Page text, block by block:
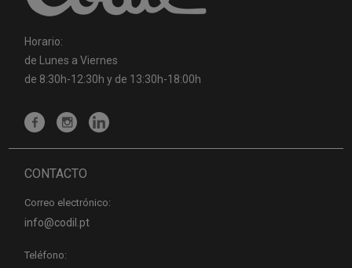
Horario:
de Lunes a Viernes
de 8:30h-12:30h y de 13:30h-18:00h
CONTACTO
Correo electrónico:
info@codil.pt
Teléfono: